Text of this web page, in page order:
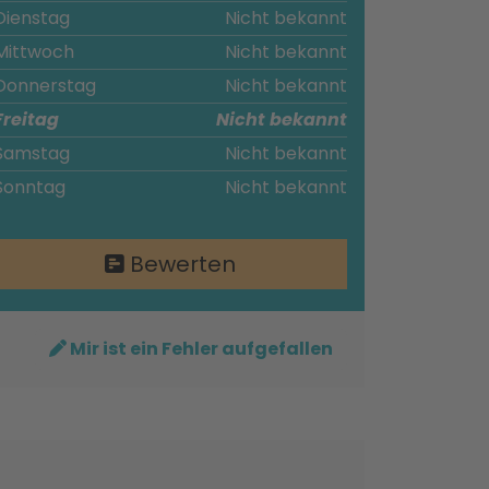
Nicht bekannt
Nicht bekannt
Nicht bekannt
Nicht bekannt
Nicht bekannt
Nicht bekannt
Bewerten
Mir ist ein Fehler aufgefallen